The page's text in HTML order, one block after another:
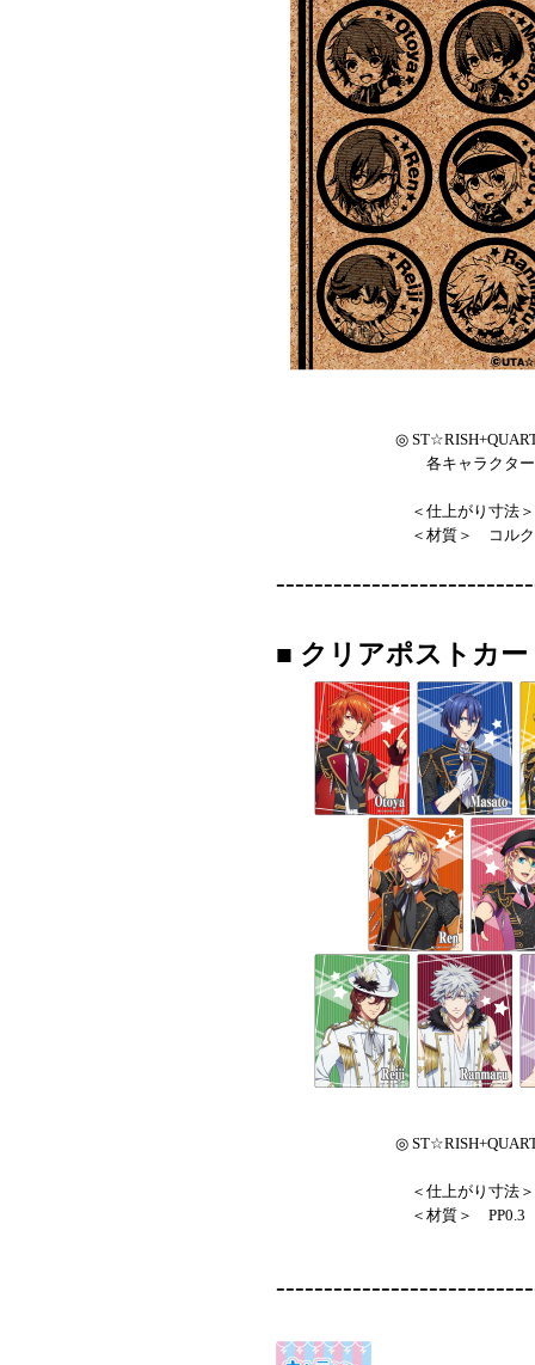
◎
各キャラクター
＜仕上がり寸法
＜材質＞ コルク
■ クリアポストカー
◎
＜仕上がり寸法
＜材質＞ PP0.3